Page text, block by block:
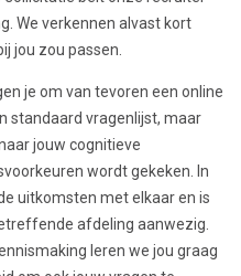
We verkennen alvast kort
jou zou passen.
je om van tevoren een online
standaard vragenlijst, maar
jouw cognitieve
wordt gekeken. In
uitkomsten met elkaar en is
afdeling aanwezig.
leren we jou graag